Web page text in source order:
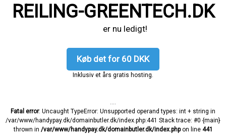
REILING-GREENTECH.DK
er nu ledigt!
Køb det for 60 DKK
Inklusiv et års gratis hosting.
Fatal error: Uncaught TypeError: Unsupported operand types: int + string in
/var/www/handypay.dk/domainbutler.dk/index.php:441 Stack trace: #0 {main}
thrown in /var/www/handypay.dk/domainbutler.dk/index.phpon line 441